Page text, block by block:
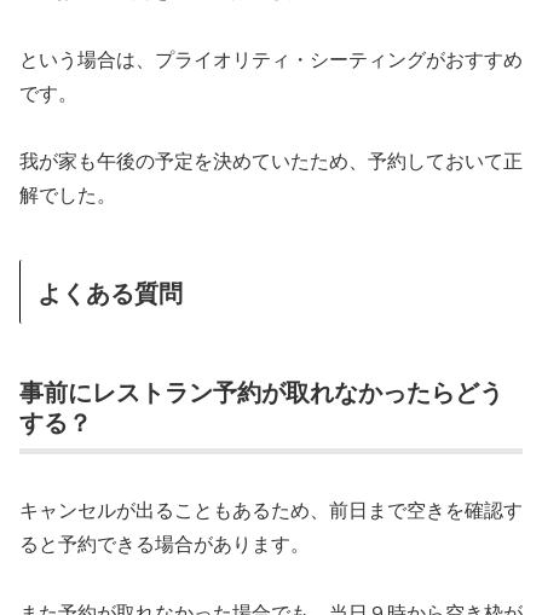
という場合は、プライオリティ・シーティングがおすすめ
です。
我が家も午後の予定を決めていたため、予約しておいて正
解でした。
よくある質問
事前にレストラン予約が取れなかったらどう
する？
キャンセルが出ることもあるため、前日まで空きを確認す
ると予約できる場合があります。